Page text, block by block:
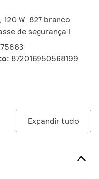
120 W, 827 branco
de segurança I
872016950568199
Expandir tudo